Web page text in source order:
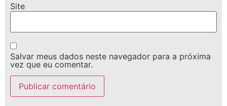
Site
Salvar meus dados neste navegador para a próxima
vez que eu comentar.